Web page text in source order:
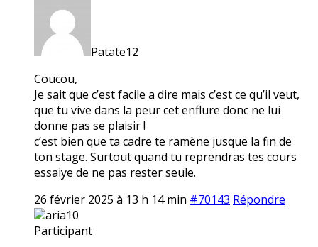
Patate12
Coucou,
Je sait que c’est facile a dire mais c’est ce qu’il veut,
que tu vive dans la peur cet enflure donc ne lui
donne pas se plaisir !
c’est bien que ta cadre te ramène jusque la fin de
ton stage. Surtout quand tu reprendras tes cours
essaiye de ne pas rester seule.
26 février 2025 à 13 h 14 min #70143 Répondre
aria10
Participant